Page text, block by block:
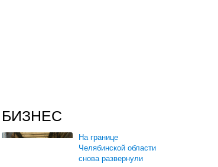
БИЗНЕС
На границе
Челябинской области
снова развернули